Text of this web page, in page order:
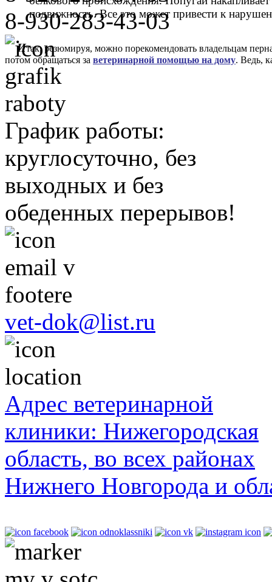
подвижность. Все это может привести к
Итак, резюмируя, можно порекомендовать владельцам
потом обращаться за ветеринарной помощью на дому. Ведь,
8-930-283-43-03
График работы:
круглосуточно, без
выходных и без
обеденных перерывов!
vet-dok@list.ru
Адрес ветеринарной
клиники: Нижегородская
область, во всех районах
Нижнего Новгорода и